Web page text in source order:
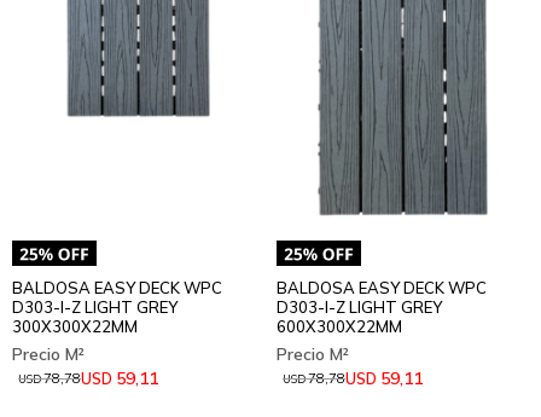
BALDOSA EASY DECK WPC
D303-I-Z LIGHT GREY
300X300X22MM
USD 59,11
USD78,78
BALDOSA EASY DECK WPC
D303-I-Z LIGHT GREY
600X300X22MM
USD 59,11
USD78,78